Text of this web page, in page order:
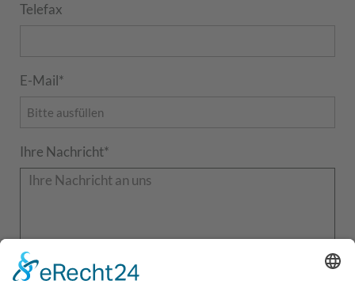
Telefax
E-Mail*
Ihre Nachricht*